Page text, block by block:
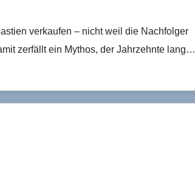
verkaufen – nicht weil die Nachfolger
zerfällt ein Mythos, der Jahrzehnte lang…